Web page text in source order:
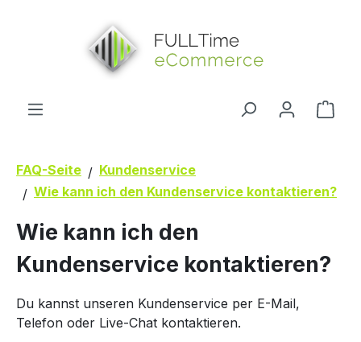
FAQ-Seite
Kundenservice
Wie kann ich den Kundenservice kontaktieren?
Wie kann ich den
Kundenservice kontaktieren?
Du kannst unseren Kundenservice per E-Mail,
Telefon oder Live-Chat kontaktieren.